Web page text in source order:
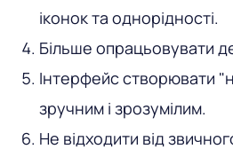
іконок та однорідності.
Більше опрацьовувати
Інтерфейс створювати
зручним і зрозумілим.
Не відходити від